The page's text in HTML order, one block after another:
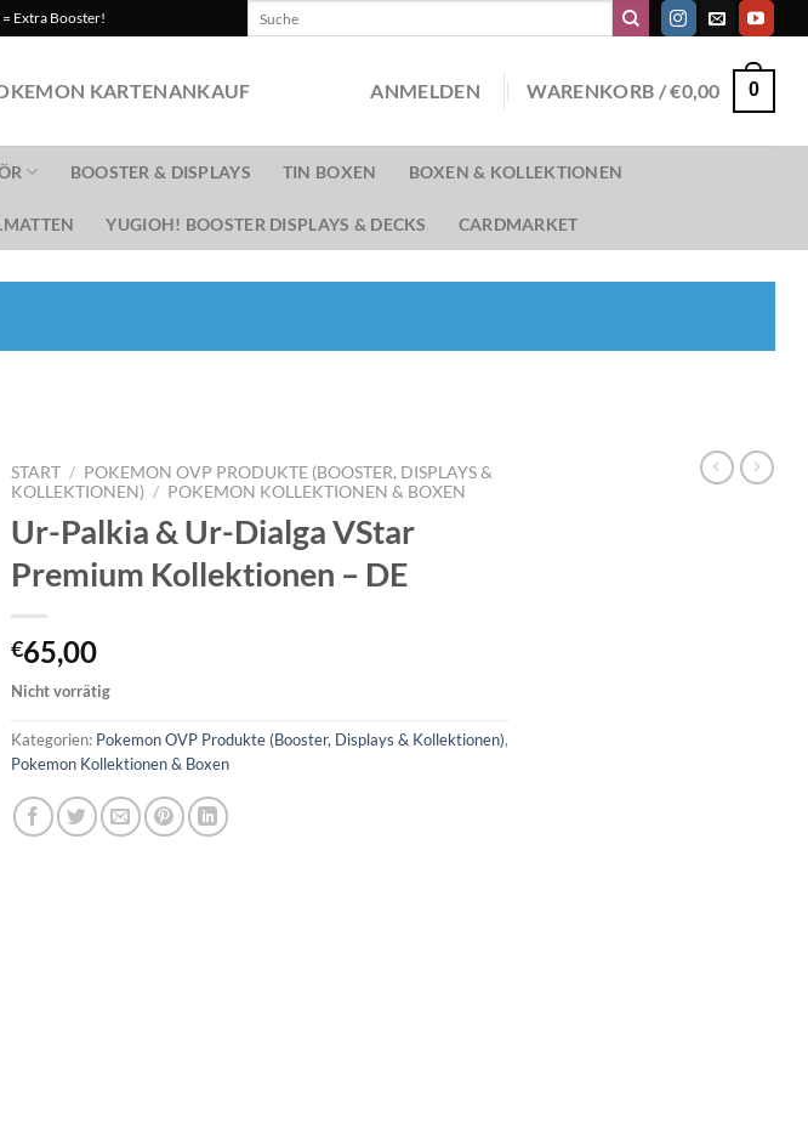
Extra Booster!
KARTENANKAUF ANMELDEN WARENKORB /€0,00 0
BOOSTER & DISPLAYS TIN BOXEN BOXEN & KOLLEKTIONEN
YUGIOH! BOOSTER DISPLAYS & DECKS CARDMARKET
START / POKEMON OVP PRODUKTE (BOOSTER, DISPLAYS &
KOLLEKTIONEN) / POKEMON KOLLEKTIONEN & BOXEN
Ur-Palkia & Ur-Dialga VStar
Premium Kollektionen – DE
€65,00
Nicht vorrätig
Kategorien: Pokemon OVP Produkte (Booster, Displays & Kollektionen),
Pokemon Kollektionen & Boxen